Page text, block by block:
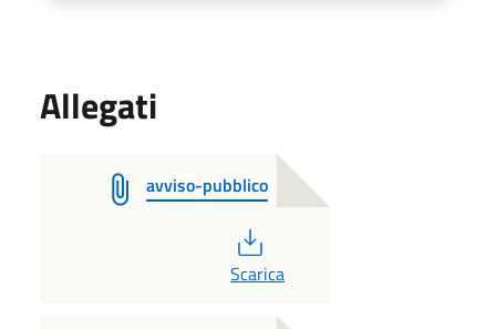
Allegati
avviso-pubblico
PDF
Scarica